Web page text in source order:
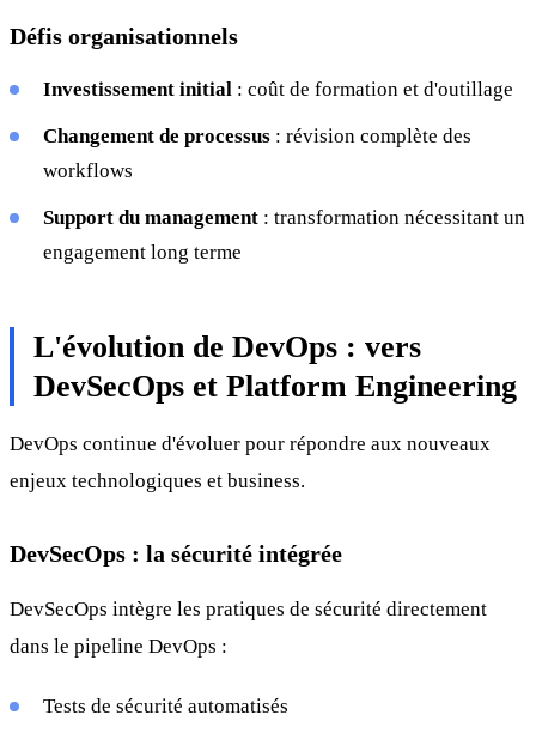
Défis organisationnels
Investissement initial : coût de formation et d'outillage
Changement de processus : révision complète des
workflows
Support du management : transformation nécessitant un
engagement long terme
L'évolution de DevOps : vers
DevSecOps et Platform Engineering
DevOps continue d'évoluer pour répondre aux nouveaux
enjeux technologiques et business.
DevSecOps : la sécurité intégrée
DevSecOps intègre les pratiques de sécurité directement
dans le pipeline DevOps :
Tests de sécurité automatisés